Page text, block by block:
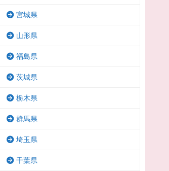
宮城県
山形県
福島県
茨城県
栃木県
群馬県
埼玉県
千葉県